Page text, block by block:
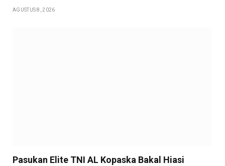
AGUSTUS 8, 2026
Pasukan Elite TNI AL Kopaska Bakal Hiasi